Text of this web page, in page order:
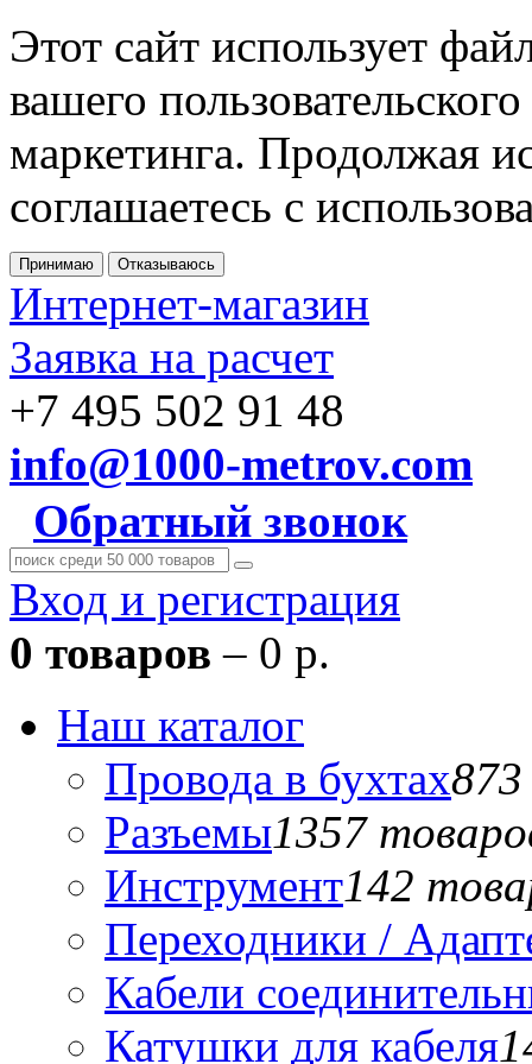
Этот сайт использует
вашего
маркетинга. Продолжая
соглашаетесь с
Принимаю Отказываюсь
Интернет-магазин
Заявка на расчет
+7 495 502 91 48
info@1000-metrov.com
Обратный звонок
Вход и регистрация
0 товаров – 0 р.
Наш каталог
Провода в бухтах
Разъемы1357
Инструмент142
Переходники /
Кабели
Катушки для кабеля